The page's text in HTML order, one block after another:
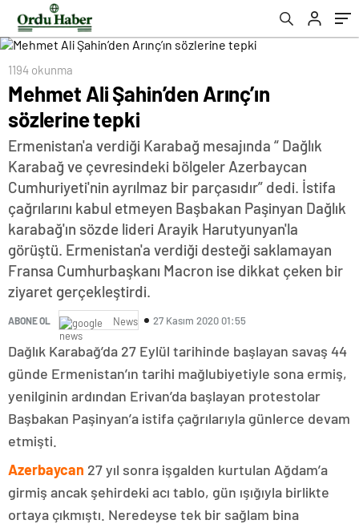
1194 okunma
Mehmet Ali Şahin’den Arınç’ın
sözlerine tepki
Ermenistan'a verdiği Karabağ mesajında “ Dağlık
Karabağ ve çevresindeki bölgeler Azerbaycan
Cumhuriyeti'nin ayrılmaz bir parçasıdır” dedi. İstifa
çağrılarını kabul etmeyen Başbakan Paşinyan Dağlık
karabağ'ın sözde lideri Arayik Harutyunyan'la
görüştü. Ermenistan'a verdiği desteği saklamayan
Fransa Cumhurbaşkanı Macron ise dikkat çeken bir
ziyaret gerçekleştirdi.
ABONE OL News 27 Kasım 2020 01:55
Dağlık Karabağ’da 27 Eylül tarihinde başlayan savaş 44
günde Ermenistan’ın tarihi mağlubiyetiyle sona ermiş,
yenilginin ardından Erivan’da başlayan protestolar
Başbakan Paşinyan’a istifa çağrılarıyla günlerce devam
etmişti.
Azerbaycan 27 yıl sonra işgalden kurtulan Ağdam’a
girmiş ancak şehirdeki acı tablo, gün ışığıyla birlikte
ortaya çıkmıştı. Neredeyse tek bir sağlam bina